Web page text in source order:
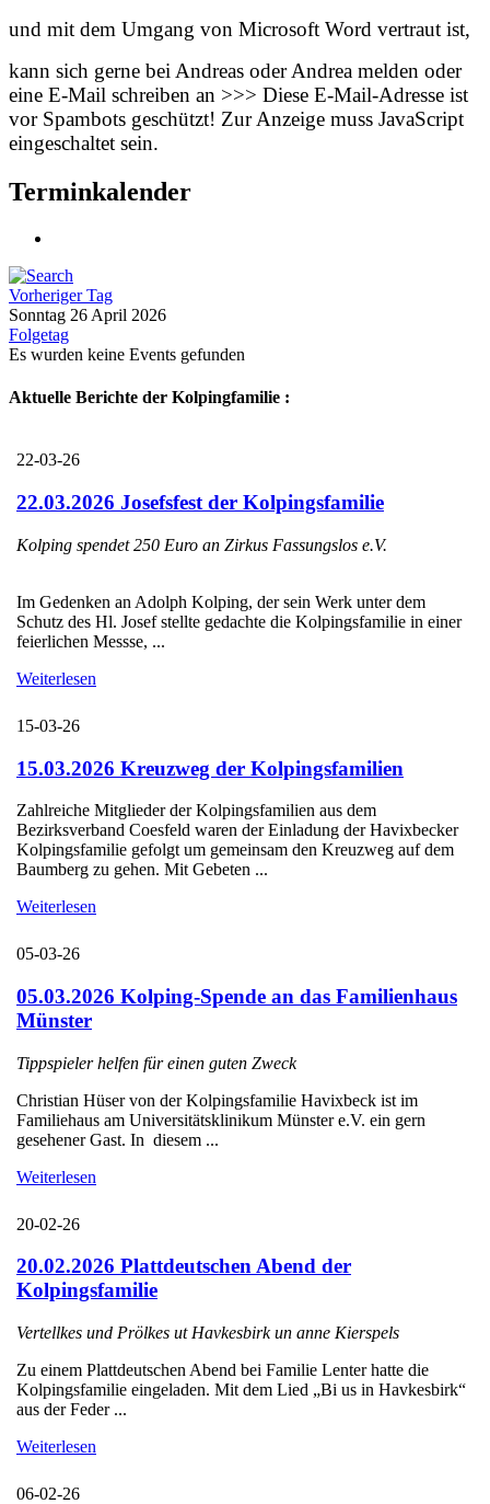
und mit dem Umgang von Microsoft Word vertraut ist,
kann sich gerne bei Andreas oder Andrea melden oder
eine E-Mail schreiben an >>> Diese E-Mail-Adresse ist
vor Spambots geschützt! Zur Anzeige muss JavaScript
eingeschaltet sein.
Terminkalender
Vorheriger Tag
Sonntag 26 April 2026
Folgetag
Es wurden keine Events gefunden
Aktuelle Berichte der Kolpingfamilie :
22-03-26
22.03.2026 Josefsfest der Kolpingsfamilie
Kolping spendet 250 Euro an Zirkus Fassungslos e.V.
Im Gedenken an Adolph Kolping, der sein Werk unter dem
Schutz des Hl. Josef stellte gedachte die Kolpingsfamilie in einer
feierlichen Messse, ...
Weiterlesen
15-03-26
15.03.2026 Kreuzweg der Kolpingsfamilien
Zahlreiche Mitglieder der Kolpingsfamilien aus dem
Bezirksverband Coesfeld waren der Einladung der Havixbecker
Kolpingsfamilie gefolgt um gemeinsam den Kreuzweg auf dem
Baumberg zu gehen. Mit Gebeten ...
Weiterlesen
05-03-26
05.03.2026 Kolping-Spende an das Familienhaus
Münster
Tippspieler helfen für einen guten Zweck
Christian Hüser von der Kolpingsfamilie Havixbeck ist im
Familiehaus am Universitätsklinikum Münster e.V. ein gern
gesehener Gast. In diesem ...
Weiterlesen
20-02-26
20.02.2026 Plattdeutschen Abend der
Kolpingsfamilie
Vertellkes und Prölkes ut Havkesbirk un anne Kierspels
Zu einem Plattdeutschen Abend bei Familie Lenter hatte die
Kolpingsfamilie eingeladen. Mit dem Lied „Bi us in Havkesbirk“
aus der Feder ...
Weiterlesen
06-02-26